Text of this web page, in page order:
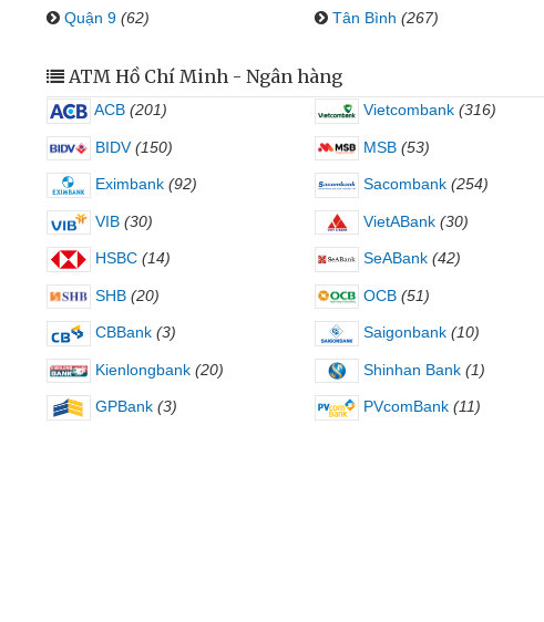
Quận 9 (62) Tân Bình (267)
ATM Hồ Chí Minh - Ngân hàng
ACB (201) Vietcombank (316)
BIDV (150) MSB (53)
Eximbank (92) Sacombank (254)
VIB (30) VietABank (30)
HSBC (14) SeABank (42)
SHB (20) OCB (51)
CBBank (3) Saigonbank (10)
Kienlongbank (20) Shinhan Bank (1)
GPBank (3) PVcomBank (11)